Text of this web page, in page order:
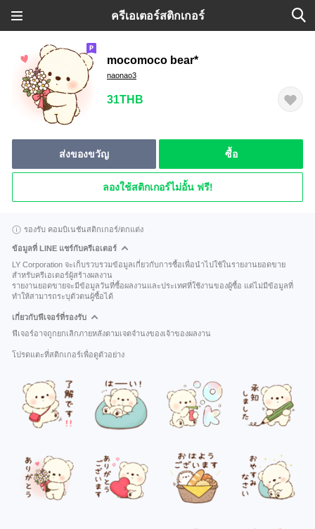
ครีเอเตอร์สติกเกอร์
mocomoco bear*
naonao3
31THB
ส่งของขวัญ ซื้อ
ลองใช้สติกเกอร์ไม่อั้น ฟรี!
รองรับ คอมบิเนชันสติกเกอร์/ตกแต่ง
ข้อมูลที่ LINE แชร์กับครีเอเตอร์
LY Corporation จะเก็บรวบรวมข้อมูลเกี่ยวกับการซื้อเพื่อนำไปใช้ในรายงานยอดขาย
สำหรับครีเอเตอร์ผู้สร้างผลงาน
รายงานยอดขายจะมีข้อมูลวันที่ซื้อผลงานและประเทศที่ใช้งานของผู้ซื้อ แต่ไม่มีข้อมูลที่
ทำให้สามารถระบุตัวตนผู้ซื้อได้
เกี่ยวกับฟีเจอร์ที่รองรับ
ฟีเจอร์อาจถูกยกเลิกภายหลังตามเจตจำนงของเจ้าของผลงาน
โปรดแตะที่สติกเกอร์เพื่อดูตัวอย่าง